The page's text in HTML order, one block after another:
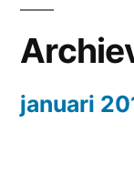
januari